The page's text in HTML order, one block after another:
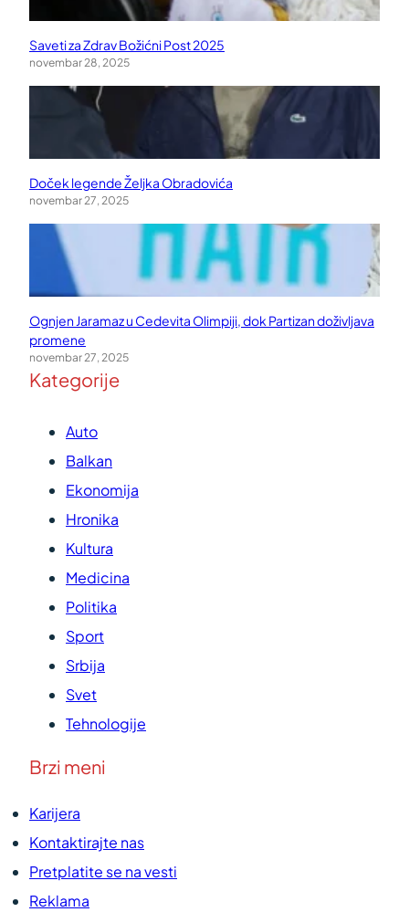
Saveti za Zdrav Božićni Post 2025
novembar 28, 2025
Doček legende Željka Obradovića
novembar 27, 2025
Ognjen Jaramaz u Cedevita Olimpiji, dok Partizan doživljava
promene
novembar 27, 2025
Kategorije
Auto
Balkan
Ekonomija
Hronika
Kultura
Medicina
Politika
Sport
Srbija
Svet
Tehnologije
Brzi meni
Karijera
Kontaktirajte nas
Pretplatite se na vesti
Reklama